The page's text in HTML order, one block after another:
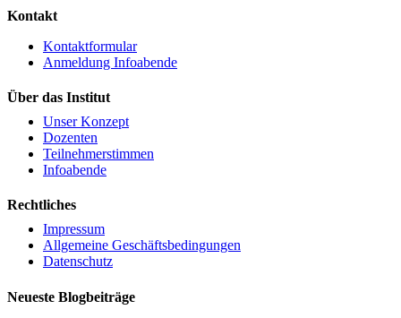
Kontakt
Kontaktformular
Anmeldung Infoabende
Über das Institut
Unser Konzept
Dozenten
Teilnehmerstimmen
Infoabende
Rechtliches
Impressum
Allgemeine Geschäftsbedingungen
Datenschutz
Neueste Blogbeiträge